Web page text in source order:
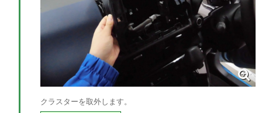
クラスターを取外します。